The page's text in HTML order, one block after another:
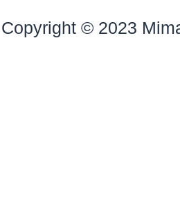
Copyright © 2023